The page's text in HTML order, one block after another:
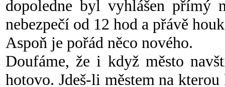
dopoledne byl vyhlášen přímý
nebezpečí od 12 hod a přávě
Aspoň je pořád něco nového.
Doufáme, že i když město
hotovo. Jdeš-li městem na